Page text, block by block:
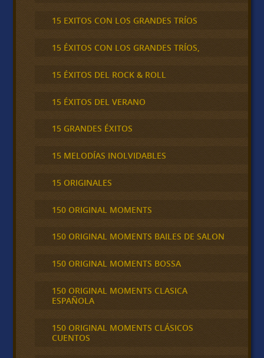
15 EXITOS CON LOS GRANDES TRÍOS
15 ÉXITOS CON LOS GRANDES TRÍOS,
15 ÉXITOS DEL ROCK & ROLL
15 ÉXITOS DEL VERANO
15 GRANDES ÉXITOS
15 MELODÍAS INOLVIDABLES
15 ORIGINALES
150 ORIGINAL MOMENTS
150 ORIGINAL MOMENTS BAILES DE SALON
150 ORIGINAL MOMENTS BOSSA
150 ORIGINAL MOMENTS CLASICA
ESPAÑOLA
150 ORIGINAL MOMENTS CLÁSICOS
CUENTOS